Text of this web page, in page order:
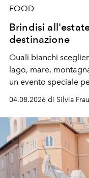
FOOD
Brindisi
destinazione
Quali bianchi
lago, mare,
un evento speciale
04.08.2026 di Silvia Frau